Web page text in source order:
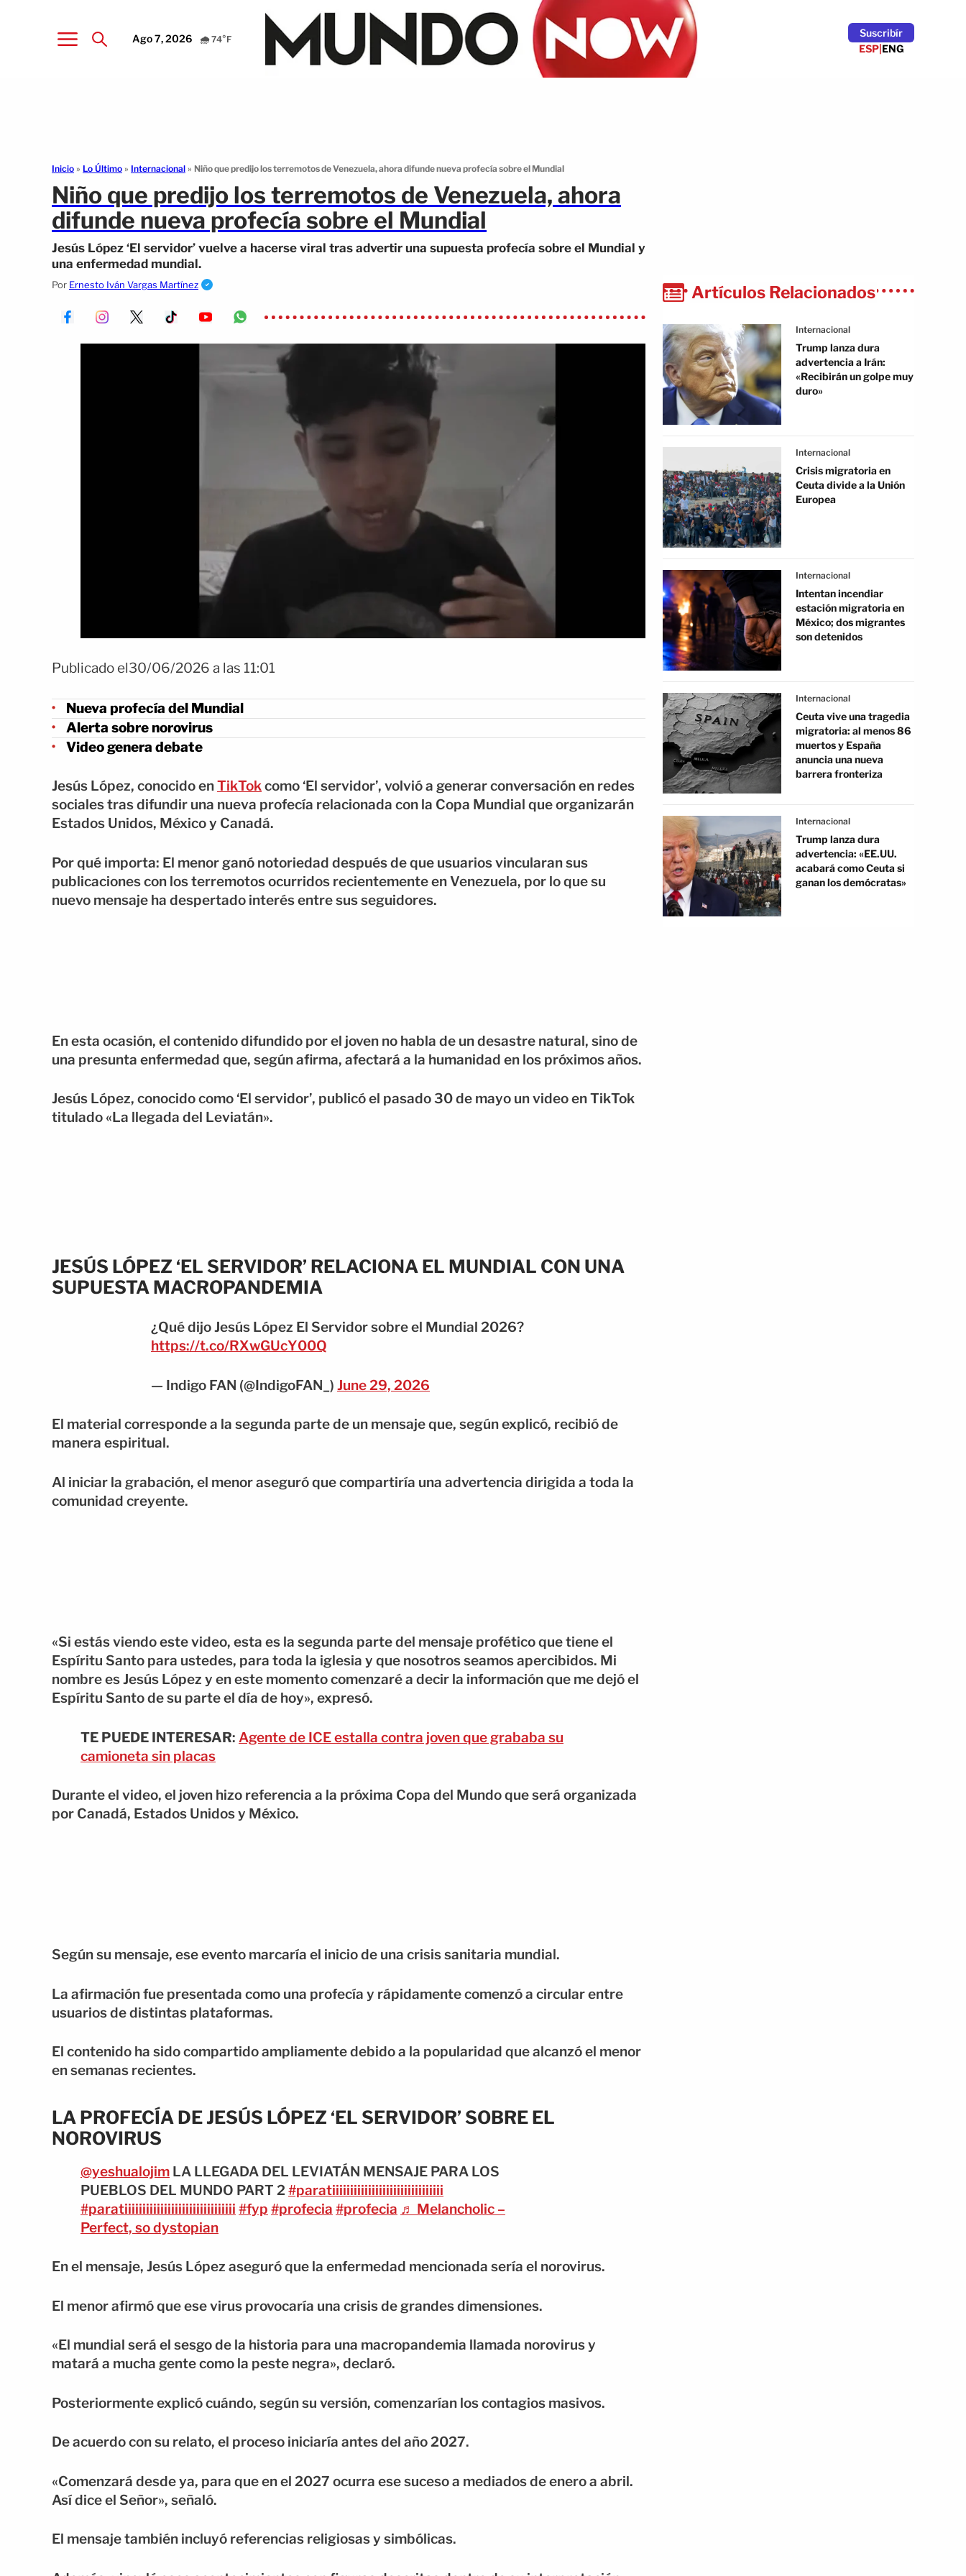
Ago 7, 2026 🌧️ 74°F
Suscribír
ESP|ENG
Inicio » Lo Último » Internacional » Niño que predijo los terremotos de Venezuela, ahora difunde nueva profecía sobre el Mundial
Niño que predijo los terremotos de Venezuela, ahora
difunde nueva profecía sobre el Mundial
Jesús López ‘El servidor’ vuelve a hacerse viral tras advertir una supuesta profecía sobre el Mundial y
una enfermedad mundial.
Por Ernesto Iván Vargas Martínez
Publicado el30/06/2026 a las 11:01
Nueva profecía del Mundial
Alerta sobre norovirus
Video genera debate
Jesús López, conocido enTikTokcomo ‘El servidor’, volvió a generar conversación en redes
sociales tras difundir una nueva profecía relacionada con la Copa Mundial que organizarán
Estados Unidos, México y Canadá.
Por qué importa: El menor ganó notoriedad después de que usuarios vincularan sus
publicaciones con los terremotos ocurridos recientemente en Venezuela, por lo que su
nuevo mensaje ha despertado interés entre sus seguidores.
En esta ocasión, el contenido difundido por el joven no habla de un desastre natural, sino de
una presunta enfermedad que, según afirma, afectará a la humanidad en los próximos años.
Jesús López, conocido como ‘El servidor’, publicó el pasado 30 de mayo un video en TikTok
titulado «La llegada del Leviatán».
JESÚS LÓPEZ ‘EL SERVIDOR’ RELACIONA EL MUNDIAL CON UNA
SUPUESTA MACROPANDEMIA
¿Qué dijo Jesús López El Servidor sobre el Mundial 2026?
https://t.co/RXwGUcY00Q
— Indigo FAN (@IndigoFAN_) June 29, 2026
El material corresponde a la segunda parte de un mensaje que, según explicó, recibió de
manera espiritual.
Al iniciar la grabación, el menor aseguró que compartiría una advertencia dirigida a toda la
comunidad creyente.
«Si estás viendo este video, esta es la segunda parte del mensaje profético que tiene el
Espíritu Santo para ustedes, para toda la iglesia y que nosotros seamos apercibidos. Mi
nombre es Jesús López y en este momento comenzaré a decir la información que me dejó el
Espíritu Santo de su parte el día de hoy», expresó.
TE PUEDE INTERESAR: Agente de ICE estalla contra joven que grababa su
camioneta sin placas
Durante el video, el joven hizo referencia a la próxima Copa del Mundo que será organizada
por Canadá, Estados Unidos y México.
Según su mensaje, ese evento marcaría el inicio de una crisis sanitaria mundial.
La afirmación fue presentada como una profecía y rápidamente comenzó a circular entre
usuarios de distintas plataformas.
El contenido ha sido compartido ampliamente debido a la popularidad que alcanzó el menor
en semanas recientes.
LA PROFECÍA DE JESÚS LÓPEZ ‘EL SERVIDOR’ SOBRE EL
NOROVIRUS
@yeshualojim LA LLEGADA DEL LEVIATÁN MENSAJE PARA LOS
PUEBLOS DEL MUNDO PART 2 #paratiiiiiiiiiiiiiiiiiiiiiiiiiiiiiii
#paratiiiiiiiiiiiiiiiiiiiiiiiiiiiiiii #fyp #profecia #profecia ♬ Melancholic –
Perfect, so dystopian
En el mensaje, Jesús López aseguró que la enfermedad mencionada sería el norovirus.
El menor afirmó que ese virus provocaría una crisis de grandes dimensiones.
«El mundial será el sesgo de la historia para una macropandemia llamada norovirus y
matará a mucha gente como la peste negra», declaró.
Posteriormente explicó cuándo, según su versión, comenzarían los contagios masivos.
De acuerdo con su relato, el proceso iniciaría antes del año 2027.
«Comenzará desde ya, para que en el 2027 ocurra ese suceso a mediados de enero a abril.
Así dice el Señor», señaló.
El mensaje también incluyó referencias religiosas y simbólicas.
Artículos Relacionados
Internacional
Trump lanza dura
advertencia a Irán:
«Recibirán un golpe muy
duro»
Internacional
Crisis migratoria en
Ceuta divide a la Unión
Europea
Internacional
Intentan incendiar
estación migratoria en
México; dos migrantes
son detenidos
Internacional
Ceuta vive una tragedia
migratoria: al menos 86
muertos y España
anuncia una nueva
barrera fronteriza
Internacional
Trump lanza dura
advertencia: «EE.UU.
acabará como Ceuta si
ganan los demócratas»